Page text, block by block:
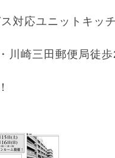
対応ユニットキッ
川崎三田郵便局徒